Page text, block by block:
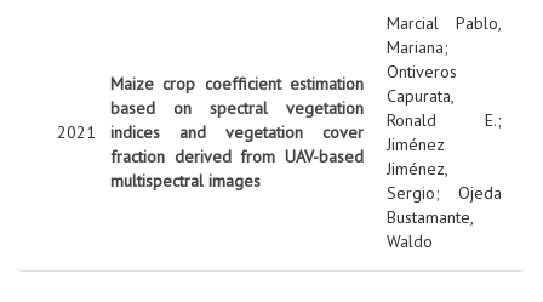
2021
Maize crop coefficient estimation
based on spectral vegetation
indices and vegetation cover
fraction derived from UAV-based
multispectral images
Marcial Pablo,
Mariana;
Ontiveros
Capurata,
Ronald E.;
Jiménez
Jiménez,
Sergio; Ojeda
Bustamante,
Waldo